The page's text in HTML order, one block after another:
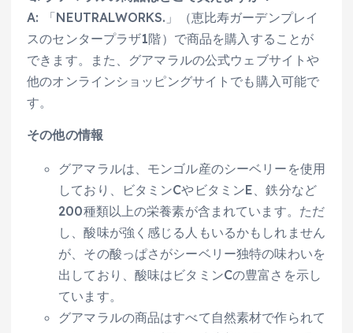
A: 「NEUTRALWORKS.」（恵比寿ガーデンプレイ
スのセンタープラザ1階）で商品を購入することが
できます。また、グアマラルの公式ウェブサイトや
他のオンラインショッピングサイトでも購入可能で
す。
その他の情報
グアマラルは、モンゴル産のシーベリーを使用
しており、ビタミンCやビタミンE、鉄分など
200種類以上の栄養素が含まれています。ただ
し、酸味が強く感じる人もいるかもしれません
が、その酸っぱさがシーベリー独特の味わいを
出しており、酸味はビタミンCの豊富さを示し
ています。
グアマラルの商品はすべて自然素材で作られて